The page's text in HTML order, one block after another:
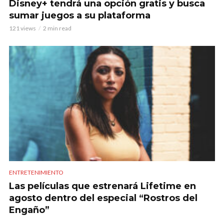
Disney+ tendrá una opción gratis y busca
sumar juegos a su plataforma
121 views 2 min read
ENTRETENIMIENTO
Las películas que estrenará Lifetime en
agosto dentro del especial “Rostros del
Engaño”